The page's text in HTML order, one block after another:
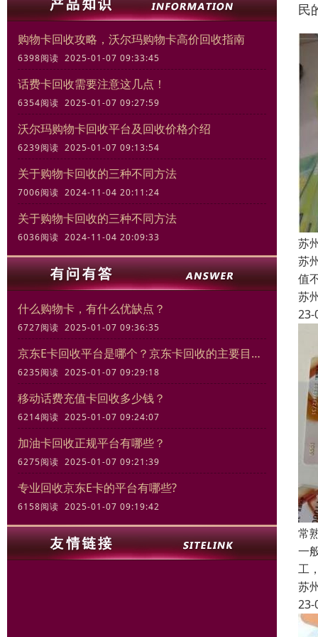
购物卡回收攻略，沃尔玛购物卡高价回收指南
6398阅读 2025-01-07 09:33:45
话费卡回收需要注意这几点！
6354阅读 2025-01-07 09:27:59
沃尔玛购物卡回收平台及回收价格介绍
6239阅读 2025-01-07 09:13:54
关于购物卡回收的三种不同方法
7006阅读 2024-11-04 20:11:24
关于购物卡回收的三种不同方法
6036阅读 2024-11-04 20:09:33
什么购物卡，有什么优缺点？
6727阅读 2025-01-07 09:36:35
京东E卡回收平台是哪个？京东卡回收的主要目的和意义
6235阅读 2025-01-07 09:29:18
移动话费充值卡回收多少钱？
6214阅读 2025-01-07 09:24:07
加油卡回收正规平台有哪些？
6275阅读 2025-01-07 09:21:39
专业回收京东E卡的平台有哪些?
6158阅读 2025-01-07 09:19:42
民
苏
苏
值
苏
23-
常
一
工
苏
23-